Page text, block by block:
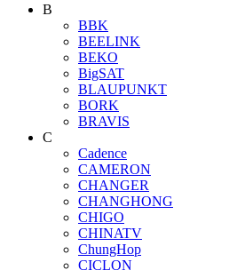
B
BBK
BEELINK
BEKO
BigSAT
BLAUPUNKT
BORK
BRAVIS
C
Cadence
CAMERON
CHANGER
CHANGHONG
CHIGO
CHINATV
ChungHop
CICLON